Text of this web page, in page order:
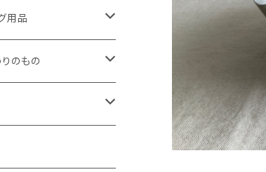
ック
ダー
ベル
ー、伝票
用品
ー
りのもの